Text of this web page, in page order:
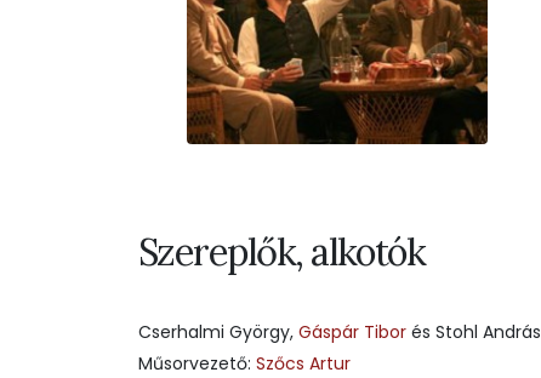
Szereplők, alkotók
Cserhalmi György, Gáspár Tibor és Stohl András
Műsorvezető: Szőcs Artur